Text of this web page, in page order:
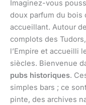
Imaginez-vous
doux parfum du bois
accueillant. Autour
complots des
l’Empire et accueilli
siècles. Bienvenue
pubs historiques.
simples bars ; ce
pinte, des archives